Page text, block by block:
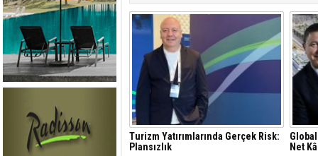
Turizm Yatırımlarında Gerçek Risk:
Plansızlık
Net